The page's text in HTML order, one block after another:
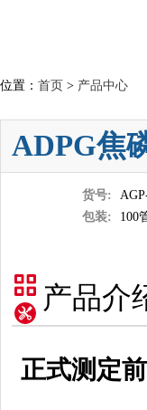
位置： 首页 > 产品中心
ADPG焦
货号:
包装:
100
产品介
正式测定